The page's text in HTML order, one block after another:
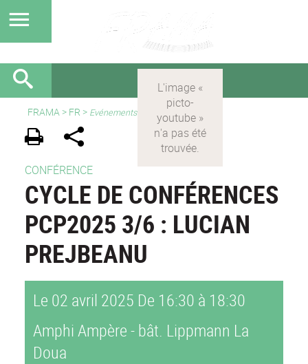
FRAMA > FR > Evénements
CONFÉRENCE
CYCLE DE CONFÉRENCES
PCP2025 3/6 : LUCIAN
PREJBEANU
Le 02 avril 2025 De 16:30 à 18:30
Amphi Ampère - bât. Lippmann La
Doua